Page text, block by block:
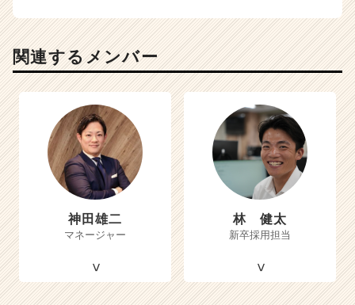
関連するメンバー
神田雄二
マネージャー
林 健太
新卒採用担当